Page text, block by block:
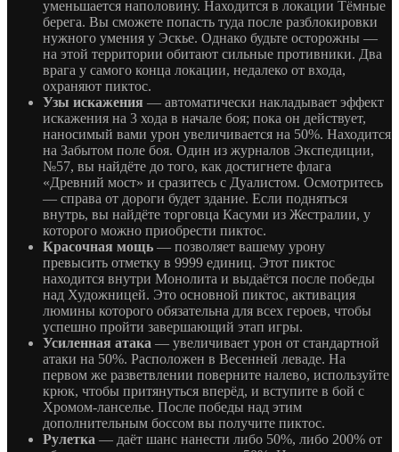
уменьшается наполовину. Находится в локации Тёмные
берега. Вы сможете попасть туда после разблокировки
нужного умения у Эскье. Однако будьте осторожны —
на этой территории обитают сильные противники. Два
врага у самого конца локации, недалеко от входа,
охраняют пиктос.
Узы искажения — автоматически накладывает эффект
искажения на 3 хода в начале боя; пока он действует,
наносимый вами урон увеличивается на 50%. Находится
на Забытом поле боя. Один из журналов Экспедиции,
№57, вы найдёте до того, как достигнете флага
«Древний мост» и сразитесь с Дуалистом. Осмотритесь
— справа от дороги будет здание. Если подняться
внутрь, вы найдёте торговца Касуми из Жестралии, у
которого можно приобрести пиктос.
Красочная мощь — позволяет вашему урону
превысить отметку в 9999 единиц. Этот пиктос
находится внутри Монолита и выдаётся после победы
над Художницей. Это основной пиктос, активация
люмины которого обязательна для всех героев, чтобы
успешно пройти завершающий этап игры.
Усиленная атака — увеличивает урон от стандартной
атаки на 50%. Расположен в Весенней леваде. На
первом же разветвлении поверните налево, используйте
крюк, чтобы притянуться вперёд, и вступите в бой с
Хромом-ланселье. После победы над этим
дополнительным боссом вы получите пиктос.
Рулетка — даёт шанс нанести либо 50%, либо 200% от